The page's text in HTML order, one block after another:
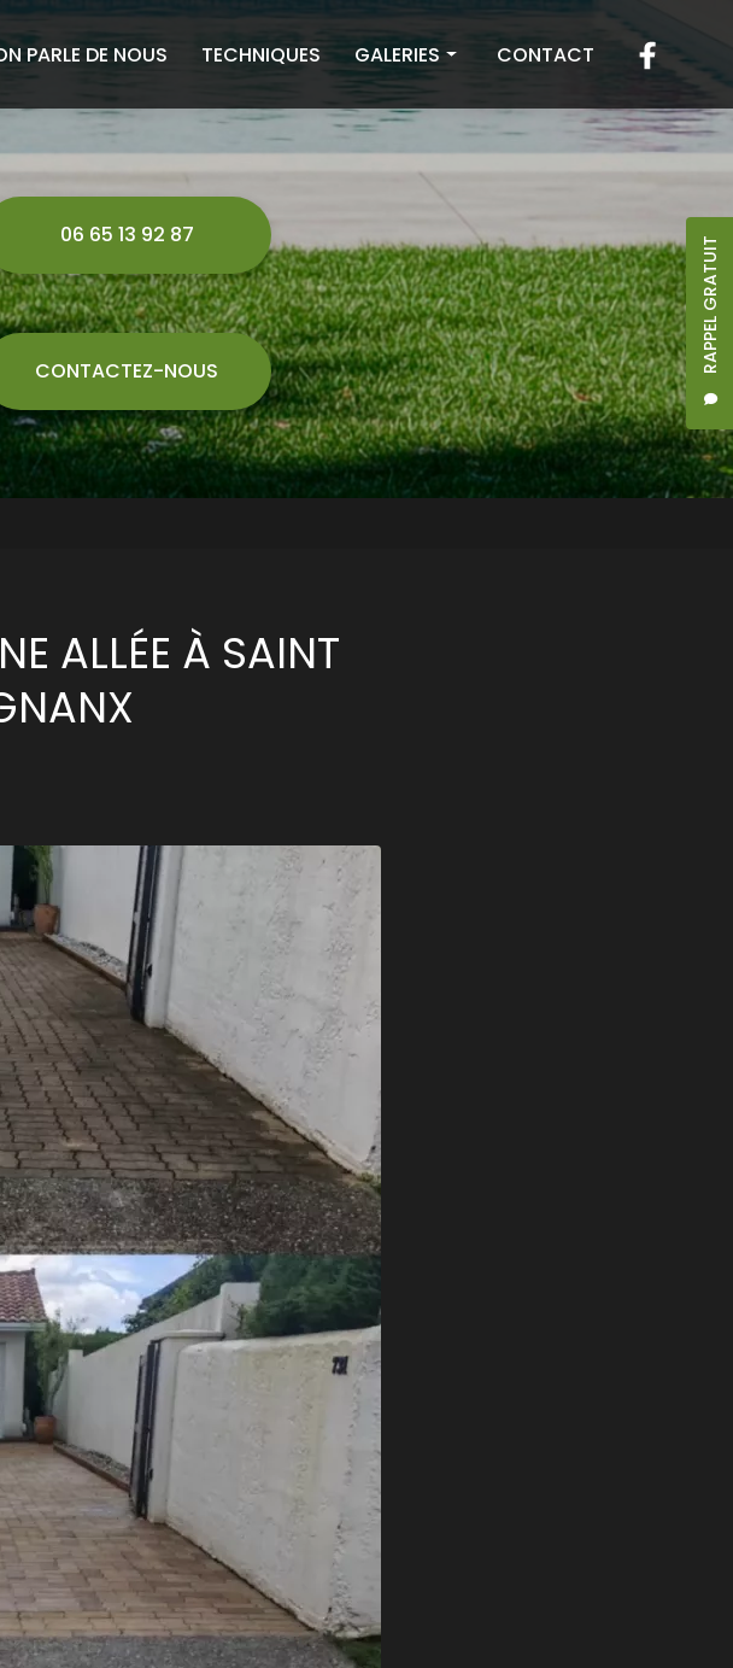
RAPPEL GRATUIT
PARLE DE NOUS TECHNIQUES GALERIES
Toiture
CONTACT
06 65 13 92 87
CONTACTEZ-NOUS
ALLÉE À SAINT